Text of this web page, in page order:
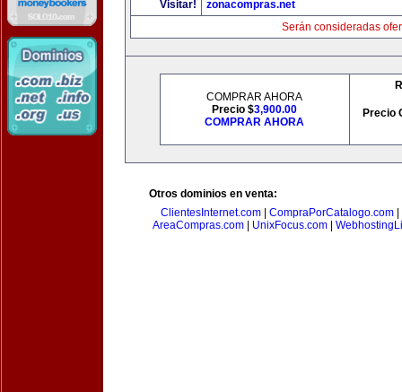
Visitar!
zonacompras.net
Serán consideradas
COMPRAR AHORA
Precio $3,900.00
COMPRAR AHORA
Precio
Otros dominios en venta:
ClientesInternet.com
CompraPorCatalogo.com
AreaCompras.com
UnixFocus.com